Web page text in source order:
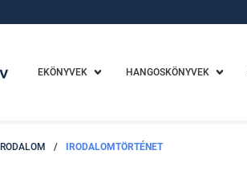
EKÖNYVEK HANGOSKÖNYVEK
/ IRODALOMTÖRTÉNET